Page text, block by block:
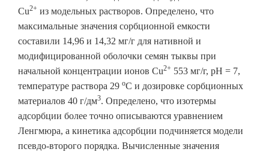
Cu2+ из модельных растворов. Определено, что
максимальные значения сорбционной емкости
составили 14,96 и 14,32 мг/г для нативной и
модифицированной оболочки семян тыквы при
начальной концентрации ионов Cu2+ 553 мг/г, рН = 7,
температуре раствора 29 оС и дозировке сорбционных
материалов 40 г/дм3. Определено, что изотермы
адсорбции более точно описываются уравнением
Ленгмюра, а кинетика адсорбции подчиняется модели
псевдо-второго порядка. Вычисленные значения